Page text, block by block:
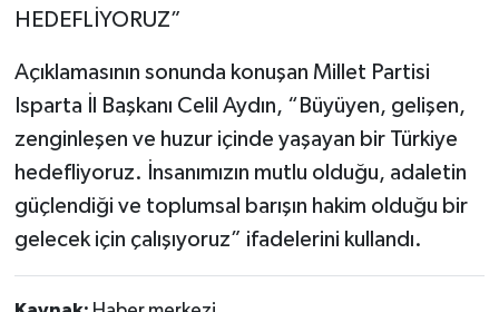
HEDEFLİYORUZ”
Açıklamasının sonunda konuşan Millet Partisi
Isparta İl Başkanı Celil Aydın, “Büyüyen, gelişen,
zenginleşen ve huzur içinde yaşayan bir Türkiye
hedefliyoruz. İnsanımızın mutlu olduğu, adaletin
güçlendiği ve toplumsal barışın hakim olduğu bir
gelecek için çalışıyoruz” ifadelerini kullandı.